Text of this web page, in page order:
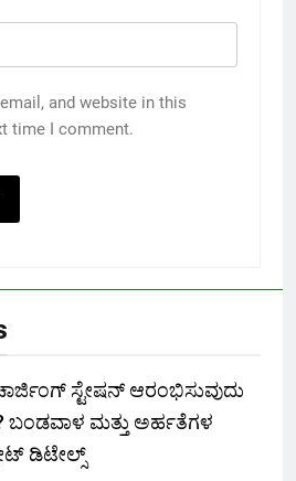
and website in this
time I comment.
ಚಾರ್ಜಿಂಗ್ ಸ್ಟೇಷನ್ ಆರಂಭಿಸುವುದು
ಬಂಡವಾಳ ಮತ್ತು ಅರ್ಹತೆಗಳ
ಡಿಟೇಲ್ಸ್